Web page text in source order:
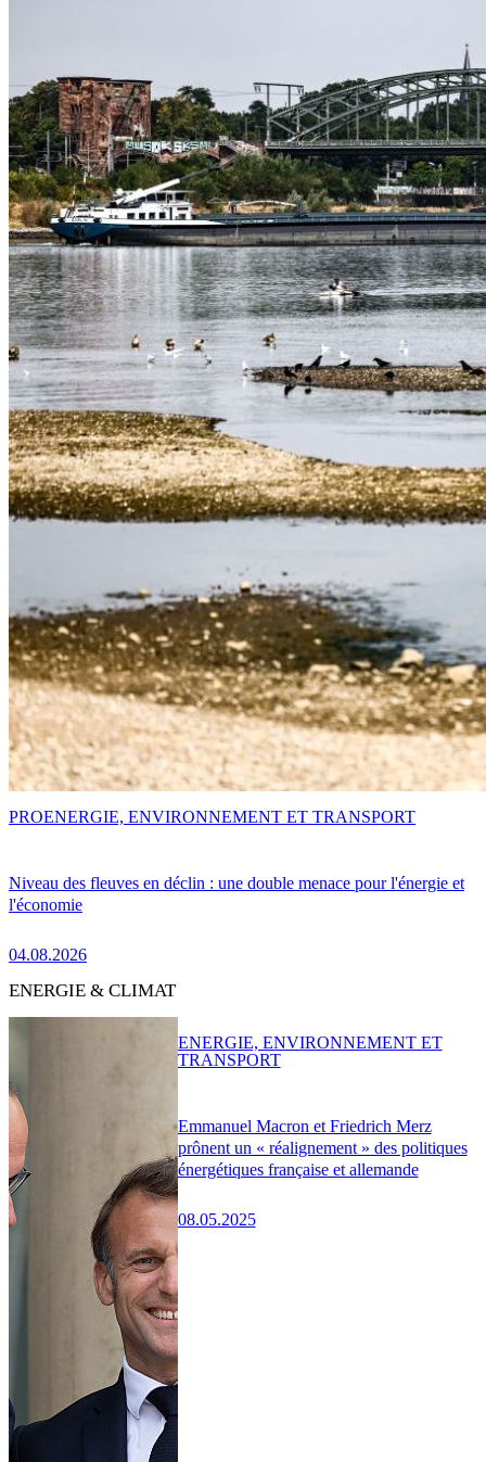
Niveau des fleuves en déclin : une double menace pour l'énergie et
l'économie
04.08.2026
PROENERGIE, ENVIRONNEMENT ET TRANSPORT
ENERGIE & CLIMAT
Emmanuel Macron et Friedrich Merz
prônent un « réalignement » des politiques
énergétiques française et allemande
08.05.2025
ENERGIE, ENVIRONNEMENT ET
TRANSPORT